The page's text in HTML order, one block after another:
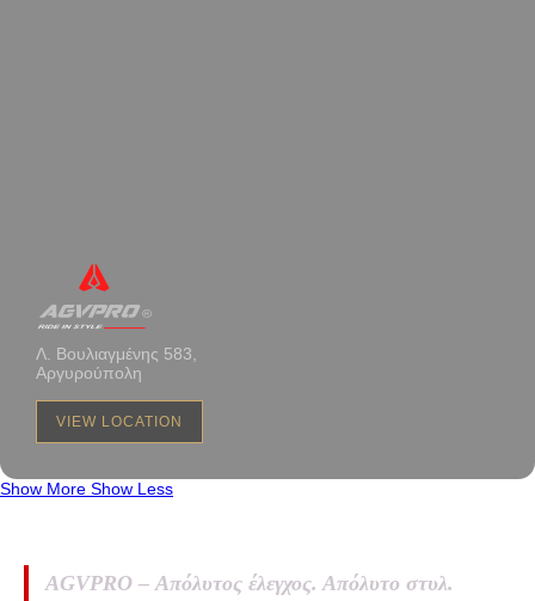
Λ. Βουλιαγμένης 583,
Αργυρούπολη
VIEW LOCATION
Show More Show Less
AGVPRO – Απόλυτος έλεγχος. Απόλυτο στυλ.